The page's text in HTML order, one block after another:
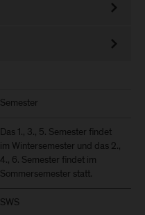
Semester
Das 1., 3., 5. Semester findet
im Wintersemester und das 2.,
4., 6. Semester findet im
Sommersemester statt.
SWS